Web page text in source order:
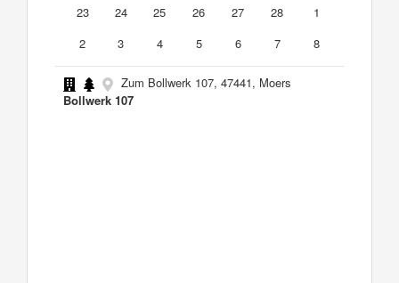
23
24 25 26 27 28
1
2
3 4 5 6 7 8
Zum Bollwerk 107, 47441, Moers
Bollwerk 107